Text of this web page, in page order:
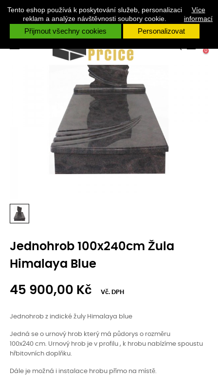
Tento eshop používá k poskytování služeb, personalizaci
reklam a analýze návštěvnosti soubory cookie.
Více
informací
Přijmout všechny cookies Personalizovat
V PŘÍPADĚ ŽE POTŘEBUJETE JAKOUKOLIV RADU VOLEJTE +420 731
528 328 RÁDI VÁM PORADÍME.
navigation
0
Jednohrob 100x240cm Žula
Himalaya Blue
45 900,00 Kč Vč. DPH
Jednohrob z indické žuly Himalaya blue
Jedná se o urnový hrob který má půdorys o rozměru
100x240 cm. Urnový hrob je v profilu , k hrobu nabízíme spoustu
hřbitovních doplňku.
Dále je možná i instalace hrobu přímo na místě.